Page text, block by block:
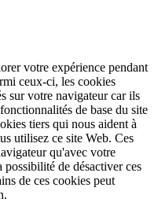
votre expérience pendant
ceux-ci, les cookies
sur votre navigateur car ils
de base du site
tiers qui nous aident à
utilisez ce site Web. Ces
qu'avec votre
possibilité de désactiver ces
de ces cookies peut